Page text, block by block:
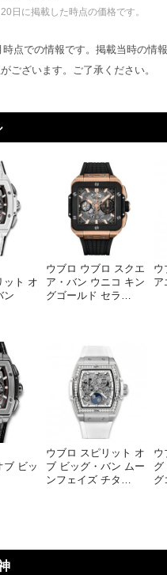
日に掲載した時点の価格です。
点での情報です。掲載当時の情
ございます。ご了承ください。
ット オ
ン
ウブロ ウブロ スクエ
ア・バン ウニコ キン
グゴールド セラ …
ウ
ア
ブ ビッ
ウブロ スピリット オ
ブ ビッグ・バン ムー
ンフェイズ チタ
ウ
グ
グ